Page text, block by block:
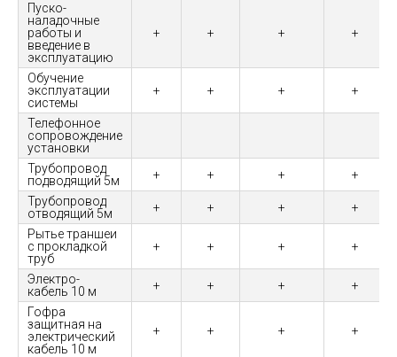
Пуско-
наладочные
работы и
введение в
эксплуатацию
+ + + +
Обучение
эксплуатации
системы
+ + + +
Телефонное
сопровождение
установки
Трубопровод
подводящий 5м
+ + +
+
Трубопровод
отводящий 5м
+ + +
+
Рытье траншеи
с прокладкой
труб
+ + + +
Электро-
кабель 10 м
+ + +
+
Гофра
защитная на
электрический
кабель 10 м
+ + + +